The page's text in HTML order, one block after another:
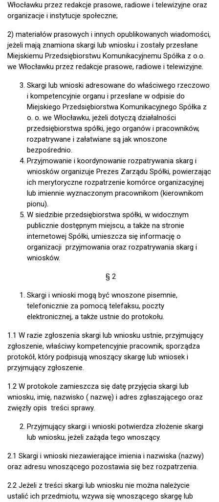
Włocławku przez redakcje prasowe, radiowe i telewizyjne oraz
organizacje i instytucje społeczne;
2) materiałów prasowych i innych opublikowanych wiadomości,
jeżeli mają znamiona skargi lub wniosku i zostały przesłane
Miejskiemu Przedsiębiorstwu Komunikacyjnemu Spółka z o.o.
we Włocławku przez redakcje prasowe, radiowe i telewizyjne.
Skargi lub wnioski adresowane do właściwego rzeczowo
i kompetencyjnie organu i przesłane w odpisie do
Miejskiego Przedsiębiorstwa Komunikacyjnego Spółka z
o. o. we Włocławku, jeżeli dotyczą działalności
przedsiębiorstwa spółki, jego organów i pracowników,
rozpatrywane i załatwiane są jak wnoszone
bezpośrednio.
Przyjmowanie i koordynowanie rozpatrywania skarg i
wniosków organizuje Prezes Zarządu Spółki, powierzając
ich merytoryczne rozpatrzenie komórce organizacyjnej
lub imiennie wyznaczonym pracownikom (kierownikom
pionu).
W siedzibie przedsiębiorstwa spółki, w widocznym
publicznie dostępnym miejscu, a także na stronie
internetowej Spółki, umieszcza się informację o
organizacji przyjmowania oraz rozpatrywania skarg i
wniosków.
§ 2
Skargi i wnioski mogą być wnoszone pisemnie,
telefonicznie za pomocą telefaksu, poczty
elektronicznej, a także ustnie do protokołu.
1.1 W razie zgłoszenia skargi lub wniosku ustnie, przyjmujący
zgłoszenie, właściwy kompetencyjnie pracownik, sporządza
protokół, który podpisują wnoszący skargę lub wniosek i
przyjmujący zgłoszenie.
1.2 W protokole zamieszcza się datę przyjęcia skargi lub
wniosku, imię, nazwisko ( nazwę) i adres zgłaszającego oraz
zwięzły opis treści sprawy.
Przyjmujący skargi i wnioski potwierdza złożenie skargi
lub wniosku, jeżeli zażąda tego wnoszący.
2.1 Skargi i wnioski niezawierające imienia i nazwiska (nazwy)
oraz adresu wnoszącego pozostawia się bez rozpatrzenia.
2.2 Jeżeli z treści skargi lub wniosku nie można należycie
ustalić ich przedmiotu, wzywa się wnoszącego skargę lub